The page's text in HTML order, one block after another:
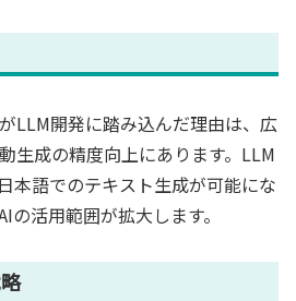
LLM開発に踏み込んだ理由は、広
生成の精度向上にあります。LLM
本語でのテキスト生成が可能にな
の活用範囲が拡大します。